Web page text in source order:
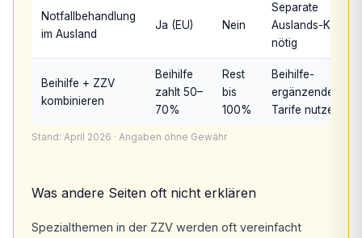
Notfallbehandlung
im Ausland
Ja (EU) Nein
Separate
Auslands-KV
nötig
Beihilfe + ZZV
kombinieren
Beihilfe
zahlt 50–
70%
Rest
bis
100%
Beihilfe-
ergänzende
Tarife nutzen
Stand: April 2026 · Angaben ohne Gewähr
Was andere Seiten oft nicht erklären
Spezialthemen in der ZZV werden oft vereinfacht